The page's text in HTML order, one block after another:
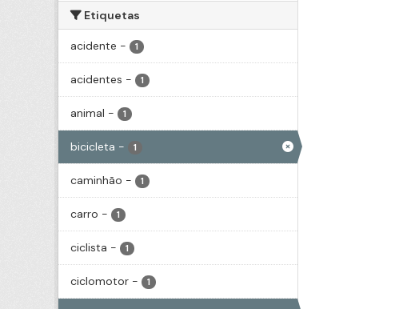
Etiquetas
acidente - 1
acidentes - 1
animal - 1
bicicleta - 1
caminhão - 1
carro - 1
ciclista - 1
ciclomotor - 1